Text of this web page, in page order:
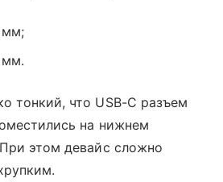
мм;
мм.
тонкий, что USB-C разъем
на нижнем
этом девайс сложно